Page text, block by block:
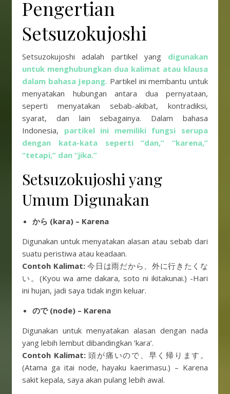
Pengertian
Setsuzokujoshi
Setsuzokujoshi adalah partikel yang digunakan
untuk menghubungkan dua kalimat atau klausa
dalam bahasa Jepang. Partikel ini membantu untuk
menyatakan hubungan antara dua pernyataan,
seperti menyatakan sebab-akibat, kontradiksi,
syarat, dan lain sebagainya. Dalam bahasa
Indonesia, partikel ini memiliki fungsi serupa
dengan kata-kata seperti “dan,” “karena,”
“tetapi,” dan “jika.”
Setsuzokujoshi yang
Umum Digunakan
から (kara) – Karena
Digunakan untuk menyatakan alasan atau sebab dari
suatu peristiwa atau keadaan.
Contoh Kalimat:今日は雨だから、外に行きたくな
い。(Kyou wa ame dakara, soto ni ikitakunai.) -Hari
ini hujan, jadi saya tidak ingin keluar.
ので (node) – Karena
Digunakan untuk menyatakan alasan dengan nada
yang lebih lembut dibandingkan ‘kara’.
Contoh Kalimat:頭が痛いので、早く帰ります。
(Atama ga itai node, hayaku kaerimasu.) – Karena
sakit kepala, saya akan pulang lebih awal.